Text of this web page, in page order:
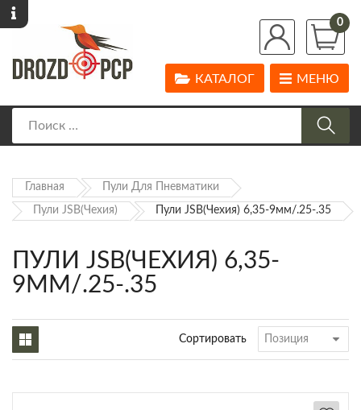
0
МЕНЮ
КАТАЛОГ
Главная Пули Для Пневматики
Пули JSB(Чехия) Пули JSB(Чехия) 6,35-9мм/.25-.35
ПУЛИ JSB(ЧЕХИЯ) 6,35-
9ММ/.25-.35
Сортировать